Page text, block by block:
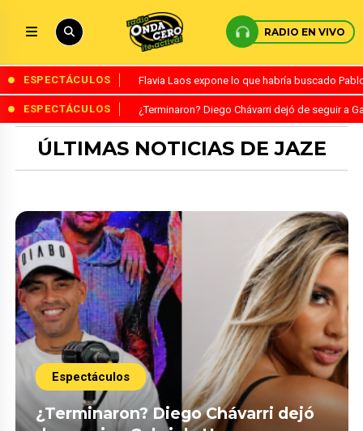
RADIO EN VIVO
ESPECTÁCULOS Flavia Laos expone lo que habría buscado
ESPECTÁCULOS ¿Terminaron? Diego Chávarri dejó de seguir a
ÚLTIMAS NOTICIAS DE JAZE
Espectáculos
¿Terminaron? Diego Chávarri dejó